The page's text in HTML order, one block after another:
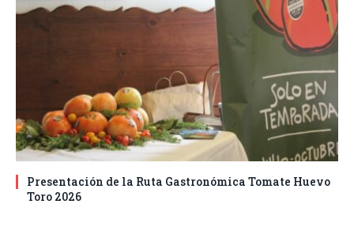
Presentación de la Ruta Gastronómica Tomate Huevo
Toro 2026